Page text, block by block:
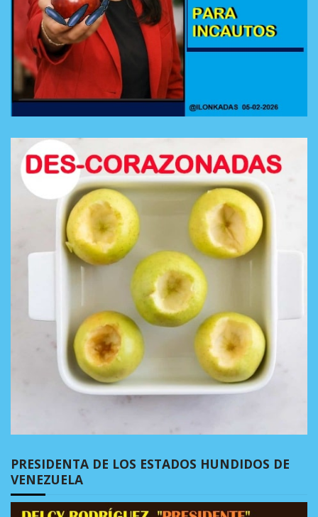
PRESIDENTA DE LOS ESTADOS HUNDIDOS DE
VENEZUELA